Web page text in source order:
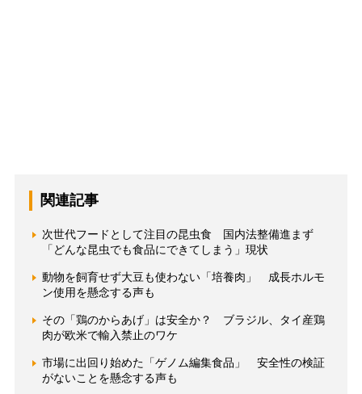
関連記事
次世代フードとして注目の昆虫食 国内法整備進まず
「どんな昆虫でも食品にできてしまう」現状
動物を飼育せず大豆も使わない「培養肉」 成長ホルモ
ン使用を懸念する声も
その「鶏のからあげ」は安全か？ ブラジル、タイ産鶏
肉が欧米で輸入禁止のワケ
市場に出回り始めた「ゲノム編集食品」 安全性の検証
がないことを懸念する声も